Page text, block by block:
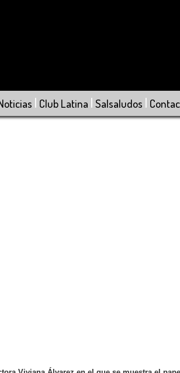
| Club Latina | Salsaludos |